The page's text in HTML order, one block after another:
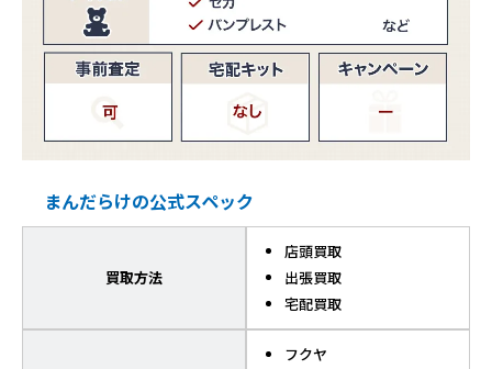
まんだらけの公式スペック
買取方法
店頭買取
出張買取
宅配買取
フクヤ